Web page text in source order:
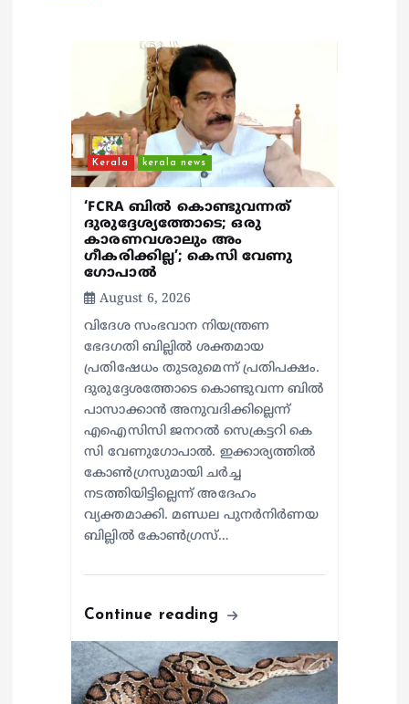
Kerala kerala news
‘FCRA ബിൽ കൊണ്ടുവന്നത്
ദുരുദ്ദേശ്യത്തോടെ; ഒരു
കാരണവശാലും അം​
ഗീകരിക്കില്ല’; കെസി വേണു​
ഗോപാൽ
August 6, 2026
വിദേശ സംഭവാന നിയന്ത്രണ
ഭേദഗതി ബില്ലിൽ ശക്തമായ
പ്രതിഷേധം തുടരുമെന്ന് പ്രതിപക്ഷം.
ദുരുദ്ദേശത്തോടെ കൊണ്ടുവന്ന ബിൽ
പാസാക്കാൻ അനുവദിക്കില്ലെന്ന്
എഐസിസി ജനറൽ സെക്രട്ടറി കെ
സി വേണുഗോപാൽ. ഇക്കാര്യത്തിൽ
കോൺഗ്രസുമായി ചർച്ച
നടത്തിയിട്ടില്ലെന്ന് അദേഹം
വ്യക്തമാക്കി. മണ്ഡല പുനർനിർണയ
ബില്ലിൽ കോൺഗ്രസ്…
Continue reading